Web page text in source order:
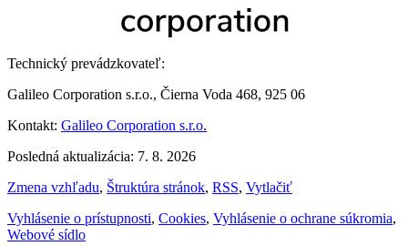
Technický prevádzkovateľ:
Galileo Corporation s.r.o., Čierna Voda 468, 925 06
Kontakt: Galileo Corporation s.r.o.
Posledná aktualizácia: 7. 8. 2026
Zmena vzhľadu, Štruktúra stránok, RSS, Vytlačiť
Vyhlásenie o prístupnosti, Cookies, Vyhlásenie o ochrane súkromia,
Webové sídlo